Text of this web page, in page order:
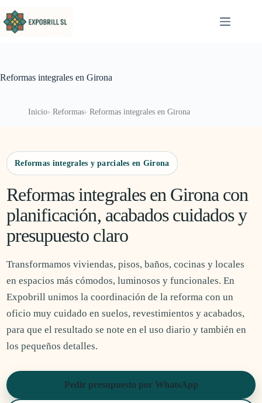
Reformas integrales en Girona
Inicio Reformas Reformas integrales en Girona
Reformas integrales y parciales en Girona
Reformas integrales en Girona con
planificación, acabados cuidados y
presupuesto claro
Transformamos viviendas, pisos, baños, cocinas y locales
en espacios más cómodos, luminosos y funcionales. En
Expobrill unimos la coordinación de la reforma con un
oficio muy cuidado en suelos, revestimientos y acabados,
para que el resultado se note en el uso diario y también en
los pequeños detalles.
Pedir presupuesto por WhatsApp